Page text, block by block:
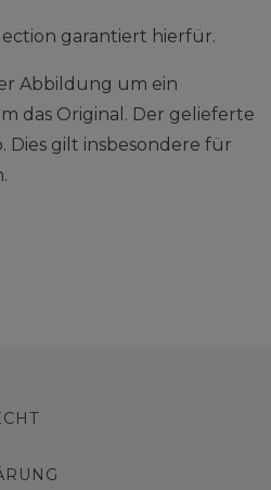
garantiert hierfür.
Abbildung um ein
das Original. Der gelieferte
Dies gilt insbesondere für